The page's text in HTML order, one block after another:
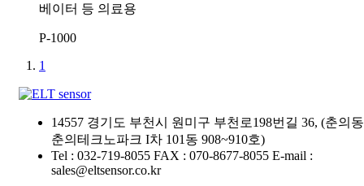
베이터 등 의료용
P-1000
1
14557 경기도 부천시 원미구 부천로198번길 36, (춘의
춘의테크노파크 I차 101동 908~910호)
Tel : 032-719-8055 FAX : 070-8677-8055 E-mail :
sales@eltsensor.co.kr